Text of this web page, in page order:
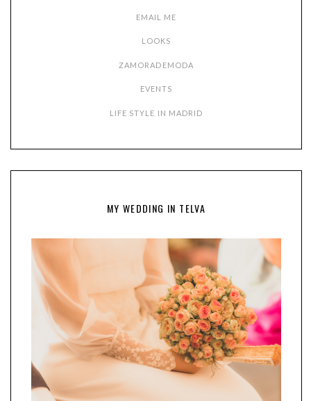
EMAIL ME
LOOKS
ZAMORADEMODA
EVENTS
LIFE STYLE IN MADRID
MY WEDDING IN TELVA